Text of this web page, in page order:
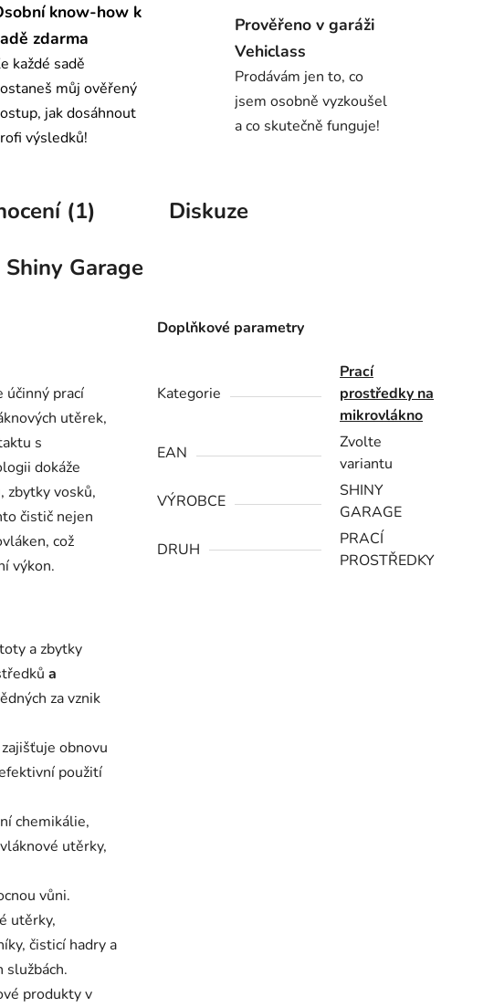
know-how k
zdarma
každé sadě
můj ověřený
jak dosáhnout
výsledků!
Prověřeno v garáži
Vehiclass
Prodávám jen to, co
jsem osobně vyzkoušel
a co skutečně funguje!
(1)
Diskuze
Shiny Garage
účinný prací
utěrek,
s
dokáže
zbytky vosků,
čistič nejen
což
výkon.
a zbytky
a
za vznik
obnovu
použití
chemikálie,
utěrky,
vůni.
utěrky,
čisticí hadry a
produkty v
Doplňkové parametry
Kategorie
Prací
prostředky na
mikrovlákno
EAN
Zvolte
variantu
VÝROBCE
SHINY
GARAGE
DRUH
PRACÍ
PROSTŘEDKY